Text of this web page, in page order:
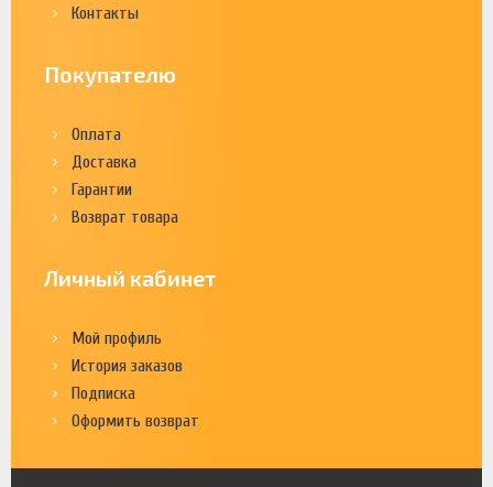
Контакты
Покупателю
Оплата
Доставка
Гарантии
Возврат товара
Личный кабинет
Мой профиль
История заказов
Подписка
Оформить возврат